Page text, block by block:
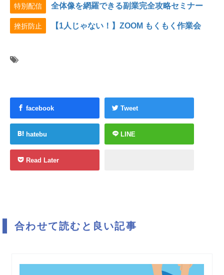
特別配信 全体像を網羅できる副業完全攻略セミナー
挫折防止 【1人じゃない！】ZOOM もくもく作業会
facebook Tweet
hatebu LINE
Read Later
合わせて読むと良い記事